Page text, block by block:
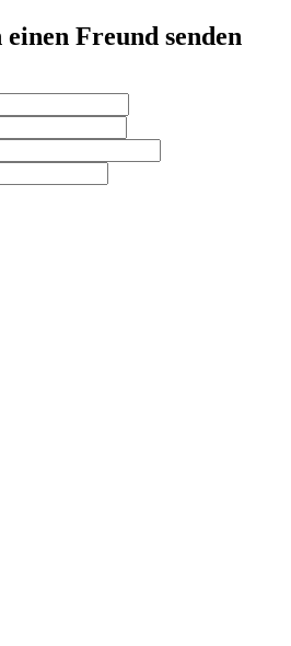
Freund senden